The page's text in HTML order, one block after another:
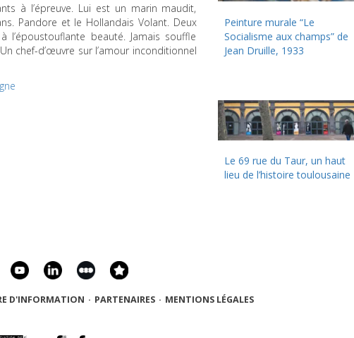
à l’épreuve. Lui est un marin maudit,
Pandore et le Hollandais Volant. Deux
l’époustouflante beauté. Jamais souffle
chef-d’œuvre sur l’amour inconditionnel
Peinture murale “Le
Socialisme aux champs” de
Jean Druille, 1933
Le 69 rue du Taur, un haut
lieu de l’histoire toulousaine
D'INFORMATION · PARTENAIRES · MENTIONS LÉGALES